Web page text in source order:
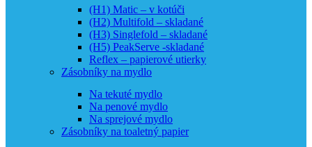
(H1) Matic – v kotúči
(H2) Multifold – skladané
(H3) Singlefold – skladané
(H5) PeakServe -skladané
Reflex – papierové utierky
Zásobníky na mydlo
Na tekuté mydlo
Na penové mydlo
Na sprejové mydlo
Zásobníky na toaletný papier